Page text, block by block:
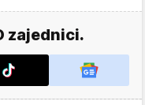
zajednici.